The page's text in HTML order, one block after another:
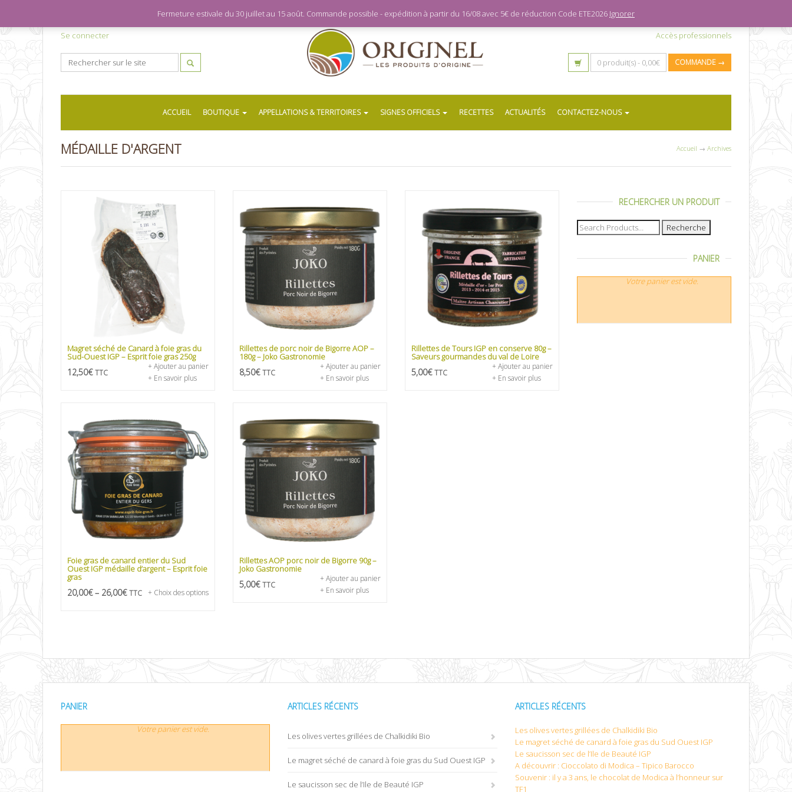
Se connecter Accès professionnels
0 produit(s) - 0,00€ COMMANDE →
ACCUEIL BOUTIQUE APPELLATIONS & TERRITOIRES SIGNES OFFICIELS RECETTES ACTUALITÉS CONTACTEZ-NOUS
MÉDAILLE D'ARGENT Accueil → Archives
Magret séché de Canard à foie gras du
Sud-Ouest IGP – Esprit foie gras 250g
12,50€ TTC
+ Ajouter au panier
+ En savoir plus
Rillettes de porc noir de Bigorre AOP –
180g – Joko Gastronomie
8,50€ TTC
+ Ajouter au panier
+ En savoir plus
Rillettes de Tours IGP en conserve 80g –
Saveurs gourmandes du val de Loire
5,00€ TTC
+ Ajouter au panier
+ En savoir plus
Foie gras de canard entier du Sud
Ouest IGP médaille d’argent – Esprit foie
gras
20,00€– 26,00€ TTC + Choix des options
Rillettes AOP porc noir de Bigorre 90g –
Joko Gastronomie
5,00€ TTC
+ Ajouter au panier
+ En savoir plus
RECHERCHER UN PRODUIT
Recherche
pour :
PANIER
Votre panier est vide.
PANIER
Votre panier est vide.
ARTICLES RÉCENTS
Les olives vertes grillées de Chalkidiki Bio
Le magret séché de canard à foie gras du Sud Ouest IGP
Le saucisson sec de l’Ile de Beauté IGP
ARTICLES RÉCENTS
Les olives vertes grillées de Chalkidiki Bio
Le magret séché de canard à foie gras du Sud Ouest IGP
Le saucisson sec de l’Ile de Beauté IGP
A découvrir : Cioccolato di Modica – Tipico Barocco
Souvenir : il y a 3 ans, le chocolat de Modica à l’honneur sur
TF1
Fermeture estivale du 30 juillet au 15 août. Commande possible - expédition à partir du 16/08 avec 5€ de réduction Code ETE2026 Ignorer